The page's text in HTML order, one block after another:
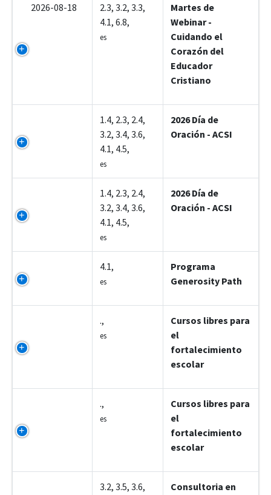
2026-08-18
2.3, 3.2, 3.3,
4.1, 6.8,
es
Martes de
Webinar -
Cuidando el
Corazón del
Educador
Cristiano
1.4, 2.3, 2.4,
3.2, 3.4, 3.6,
4.1, 4.5,
es
2026 Día de
Oración - ACSI
1.4, 2.3, 2.4,
3.2, 3.4, 3.6,
4.1, 4.5,
es
2026 Día de
Oración - ACSI
4.1,
es
Programa
Generosity Path
.,
es
Cursos libres para
el
fortalecimiento
escolar
.,
es
Cursos libres para
el
fortalecimiento
escolar
3.2, 3.5, 3.6, Consultoria en